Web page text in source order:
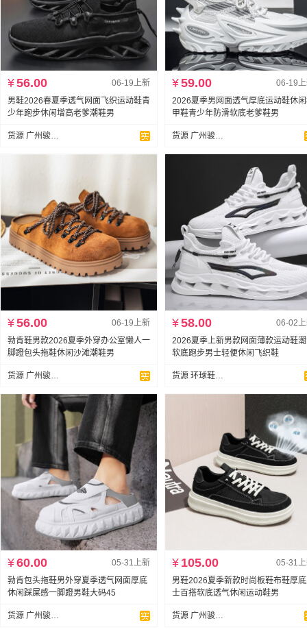
06-19上新
¥56.00
男鞋2026春夏季透气网面飞织运动鞋青
少年跑步休闲增高老爹潮鞋男
货源 广州骏达鞋业
06-19
¥59.00
2026夏季男网面透气厚底运动鞋休
甲鞋青少年防滑软底老爹鞋男
货源 广州骏达鞋业
06-19上新
¥56.00
勃肯鞋男款2026夏季外穿办公室懒人一
脚蹬包头拖鞋休闲沙滩潮鞋男
货源 广州骏达鞋业
06-02
¥58.00
2026夏季上新男款网面薄款运动鞋
软底跑步男士轻便休闲飞织鞋
货源 环球鞋业支持代发
05-31上新
¥60.00
勃肯包头拖鞋男外穿夏季透气网面厚底
休闲踩屎感一脚蹬男鞋大码45
货源 广州骏达鞋业
05-31
¥ 105.00
男鞋2026夏季新款时尚板鞋布鞋厚
士百搭软底透气休闲运动鞋男
货源 广州骏达鞋业